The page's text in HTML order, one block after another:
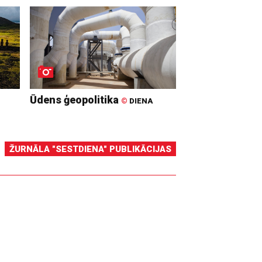
Ūdens ģeopolitika © DIENA
ŽURNĀLA "SESTDIENA" PUBLIKĀCIJAS